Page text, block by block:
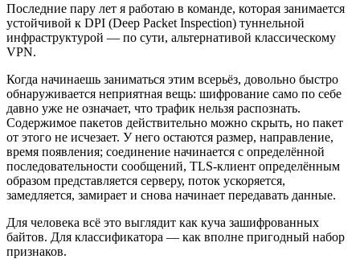
Последние пару лет я работаю в команде, которая занимается
устойчивой к DPI (Deep Packet Inspection) туннельной
инфраструктурой — по сути, альтернативой классическому
VPN.
Когда начинаешь заниматься этим всерьёз, довольно быстро
обнаруживается неприятная вещь: шифрование само по себе
давно уже не означает, что трафик нельзя распознать.
Содержимое пакетов действительно можно скрыть, но пакет
от этого не исчезает. У него остаются размер, направление,
время появления; соединение начинается с определённой
последовательности сообщений, TLS-клиент определённым
образом представляется серверу, поток ускоряется,
замедляется, замирает и снова начинает передавать данные.
Для человека всё это выглядит как куча зашифрованных
байтов. Для классификатора — как вполне пригодный набор
признаков.